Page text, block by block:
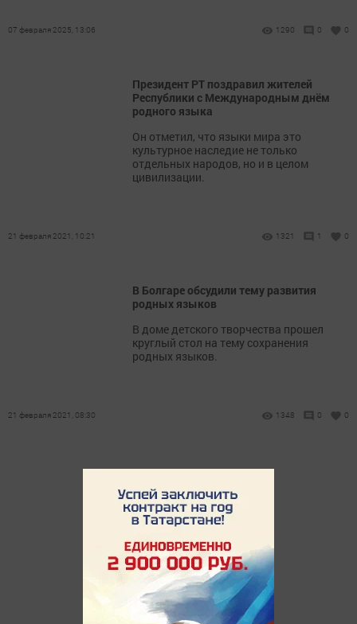
07 февраля 2025, 13:06 1290 0 0
Президент РТ поздравил жителей
Республики с Международным днём
родного языка
Он отметил, что языки мира это
культурное наследие не только
отдельных народов, но и в целом
цивилизации.
21 февраля 2021, 10:21 1321 1 0
В Болгаре обсудили тему развития
родных языков
В доме детского творчества прошел
круглый стол на тему сохранения
родных языков.
21 февраля 2021, 08:30 1348 0 0